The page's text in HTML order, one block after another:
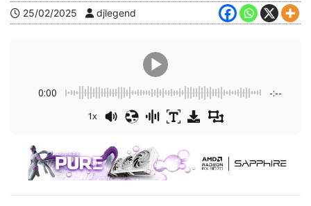
25/02/2025 djlegend
0:00 -:--
1x